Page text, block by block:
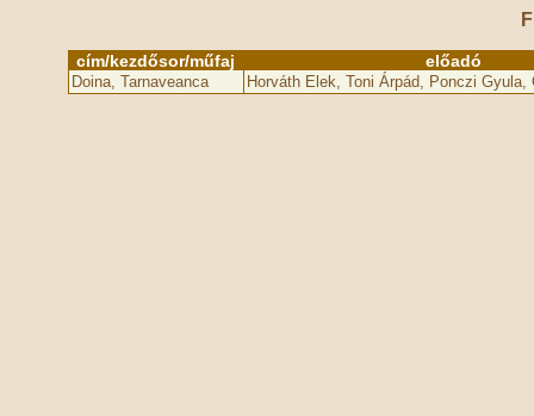
cím/kezdősor/műfaj előadó
Doina, Tarnaveanca Horváth Elek, Toni Árpád, Ponczi Gyula,